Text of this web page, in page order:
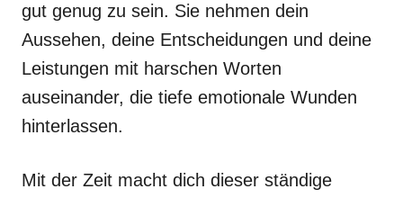
gut genug zu sein. Sie nehmen dein
Aussehen, deine Entscheidungen und deine
Leistungen mit harschen Worten
auseinander, die tiefe emotionale Wunden
hinterlassen.
Mit der Zeit macht dich dieser ständige